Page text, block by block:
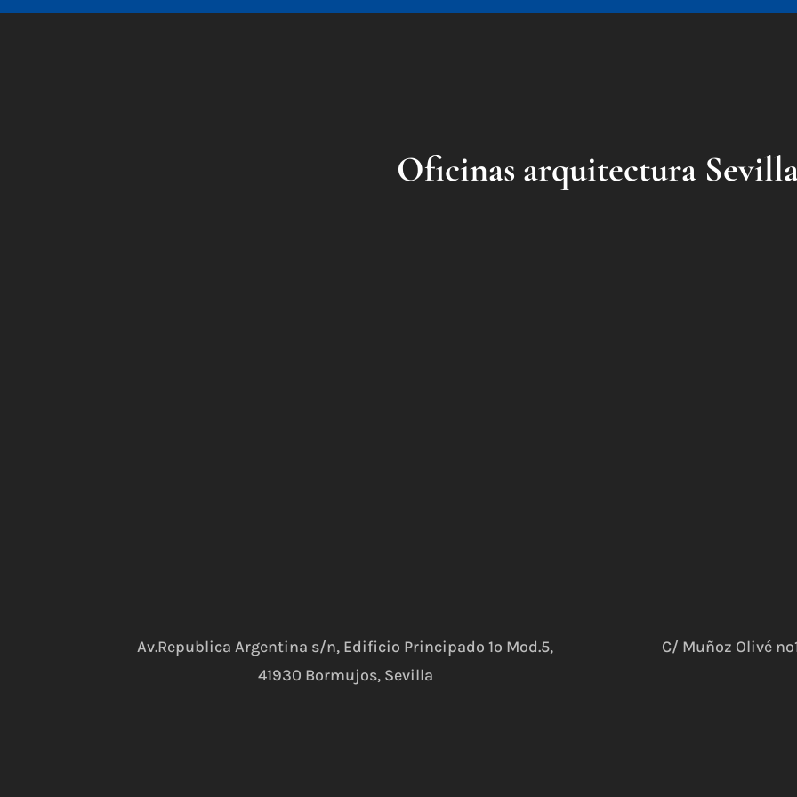
Oficinas arquitectura
Av.Republica Argentina s/n, Edificio Principado 1º Mod.5,
41930 Bormujos, Sevilla
C/ Muñoz Olivé